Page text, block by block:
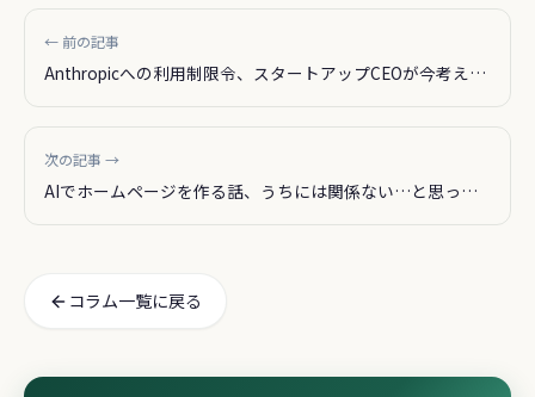
← 前の記事
Anthropicへの利用制限令、スタートアップCEOが今考える
こと
次の記事 →
AIでホームページを作る話、うちには関係ない…と思って
たが
コラム一覧に戻る